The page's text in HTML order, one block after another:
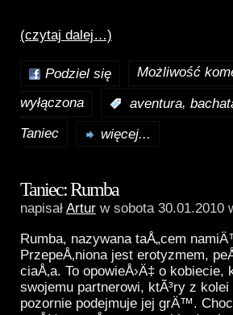
(czytaj dalej…)
Podziel się Możliwość
wyłączona
aventura,
Taniec
więcej...
Taniec: Rumba
napisał Artur w sobota 30.01.2010
Rumba, nazywana taÅ„cem
PrzepeÅ‚niona jest erotyzmem,
ciaÅ‚a. To opowieÅ›Ä‡ o
swojemu partnerowi, ktÃ³ry z
pozornie podejmuje jej grÄ™.